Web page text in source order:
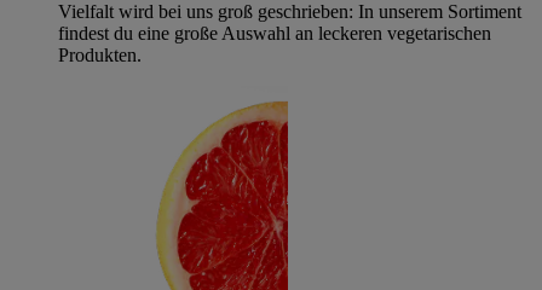
Vielfalt wird bei uns groß geschrieben: In unserem Sortiment
findest du eine große Auswahl an leckeren vegetarischen
Produkten.